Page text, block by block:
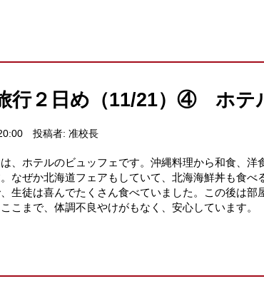
行２日め（11/21）④ ホテ
投稿者: 准校長
、ホテルのビュッフェです。沖縄料理から和食、洋
なぜか北海道フェアもしていて、北海海鮮丼も食べ
生徒は喜んでたくさん食べていました。この後は部
ここまで、体調不良やけがもなく、安心し